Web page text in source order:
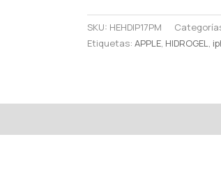
Max
cantidad
SKU: HEHDIP17PM
Etiquetas:APPLE, HIDROGEL,